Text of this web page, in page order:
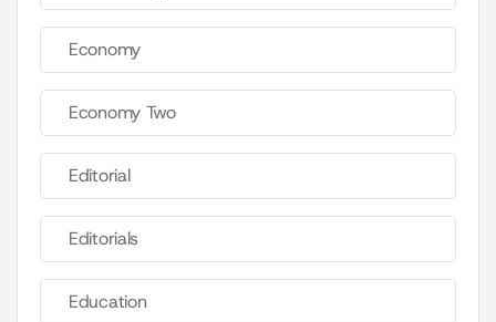
Economy
Economy Two
Editorial
Editorials
Education